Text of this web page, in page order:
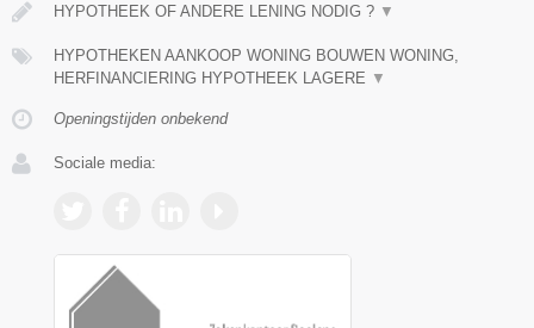
HYPOTHEEK OF ANDERE LENING NODIG ? ▼
HYPOTHEKEN AANKOOP WONING BOUWEN WONING,
HERFINANCIERING HYPOTHEEK LAGERE ▼
Openingstijden onbekend
Sociale media: